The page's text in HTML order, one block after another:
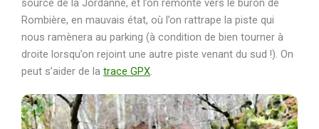
source de la Jordanne, et l’on remonte vers le buron de
Rombière, en mauvais état, où l’on rattrape la piste qui
nous ramènera au parking (à condition de bien tourner à
droite lorsqu’on rejoint une autre piste venant du sud !). On
peut s’aider de la trace GPX.